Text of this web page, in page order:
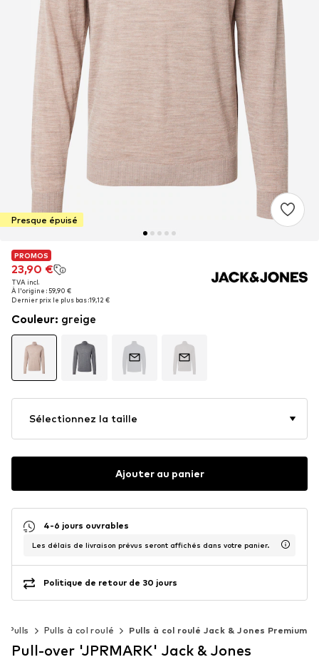
Presque épuisé
PROMOS
23,90 €
TVA incl.
À l'origine : 59,90 €
Dernier prix le plus bas :19,12 €
PROMOS
23,90 €
TVA incl.
À l'origine : 59,90 €
Dernier prix le plus bas :19,12 €
Couleur: greige
Sélectionnez la taille
Ajouter au panier
4-6 jours ouvrables
Les délais de livraison prévus seront affichés dans votre panier.
Politique de retour de 30 jours
Pulls Pulls à col roulé Pulls à col roulé Jack & Jones Premium
Pull-over 'JPRMARK' Jack & Jones